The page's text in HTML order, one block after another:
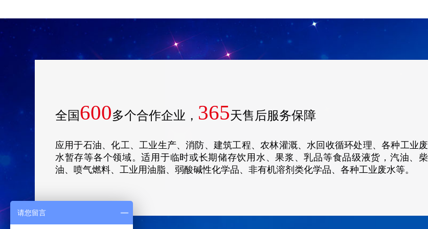
全国600多个合作企业， 365天售后服务保障
应用于石油、化工、工业生产、消防、建筑工程、农林灌溉、水回收循环处理、各种工业废
水暂存等各个领域。适用于临时或长期储存饮用水、果浆、乳品等食品级液货，汽油、柴
油、喷气燃料、工业用油脂、弱酸碱性化学品、非有机溶剂类化学品、各种工业废水等。
请您留言